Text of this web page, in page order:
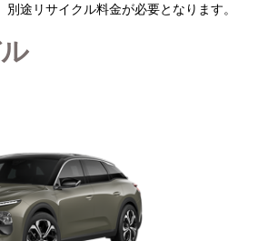
別途リサイクル料金が必要となります。